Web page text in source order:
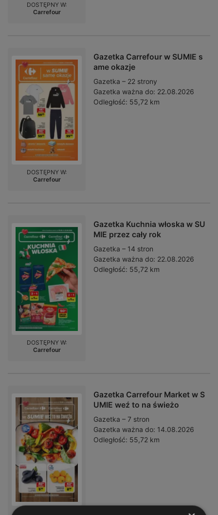
DOSTĘPNY W:
Carrefour
Gazetka Carrefour w SUMIE s
ame okazje
Gazetka – 22 strony
Gazetka ważna do: 22.08.2026
Odległość: 55,72 km
DOSTĘPNY W:
Carrefour
Gazetka Kuchnia włoska w SU
MIE przez cały rok
Gazetka – 14 stron
Gazetka ważna do: 22.08.2026
Odległość: 55,72 km
DOSTĘPNY W:
Carrefour
Gazetka Carrefour Market w S
UMIE weź to na świeżo
Gazetka – 7 stron
Gazetka ważna do: 14.08.2026
Odległość: 55,72 km